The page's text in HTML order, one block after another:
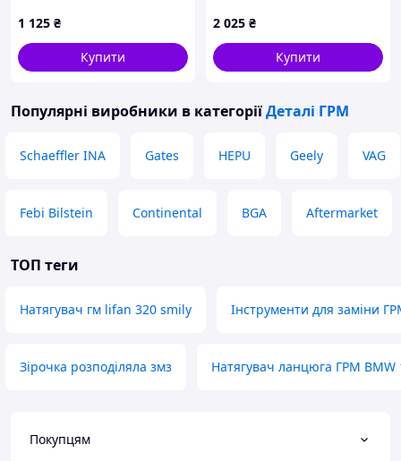
1 125 ₴
Купити
2 025 ₴
Купити
Популярні виробники в категоріїДеталі ГРМ
Schaeffler INA Gates HEPU Geely VAG
Febi Bilstein Continental BGA Aftermarket
ТОП теги
Натягувач гм lifan 320 smily Інструменти для заміни
Зірочка розподіляла змз Натягувач ланцюга ГРМ BMW
Покупцям